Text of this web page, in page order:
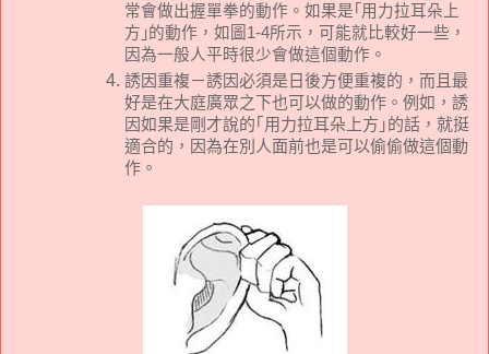
常會做出握單拳的動作。如果是｢用力拉耳朵上
方｣的動作，如圖 1-4所示，可能就比較好一些，
因為一般人平時很少會做這個動作。
誘因重複－誘因必須是日後方便重複的，而且最
好是在大庭廣眾之下也可以做的動作。例如，誘
因如果是剛才說的｢用力拉耳朵上方｣的話，就挺
適合的，因為在別人面前也是可以偷偷做這個動
作。